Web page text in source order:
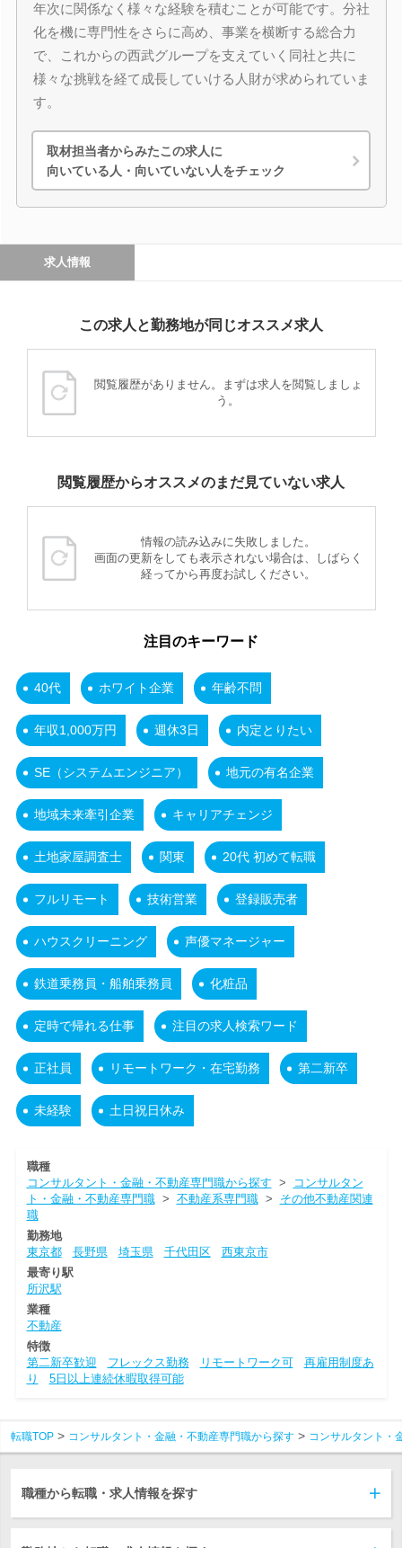
年次に関係なく様々な経験を積むことが可能です。分社
化を機に専門性をさらに高め、事業を横断する総合力
で、これからの西武グループを支えていく同社と共に
様々な挑戦を経て成長していける人財が求められていま
す。
取材担当者からみたこの求人に
向いている人・向いていない人をチェック
求人情報
この求人と勤務地が同じオススメ求人
閲覧履歴がありません。まずは求人を閲覧しましょ
う。
閲覧履歴からオススメのまだ見ていない求人
情報の読み込みに失敗しました。
画面の更新をしても表示されない場合は、しばらく
経ってから再度お試しください。
注目のキーワード
40代 ホワイト企業 年齢不問
年収1,000万円 週休3日 内定とりたい
SE（システムエンジニア） 地元の有名企業
地域未来牽引企業 キャリアチェンジ
土地家屋調査士 関東 20代 初めて転職
フルリモート 技術営業 登録販売者
ハウスクリーニング 声優マネージャー
鉄道乗務員・船舶乗務員 化粧品
定時で帰れる仕事 注目の求人検索ワード
正社員 リモートワーク・在宅勤務 第二新卒
未経験 土日祝日休み
職種
コンサルタント・金融・不動産専門職から探す >
コンサルタン
ト・金融・不動産専門職> 不動産系専門職> その他不動産関連
職
勤務地
東京都
長野県 埼玉県 千代田区
西東京市
最寄り駅
所沢駅
業種
不動産
特徴
第二新卒歓迎
フレックス勤務 リモートワーク可
再雇用制度あ
り
5日以上連続休暇取得可能
転職TOP コンサルタント・金融・不動産専門職から探す コンサルタント・
職種から転職・求人情報を探す